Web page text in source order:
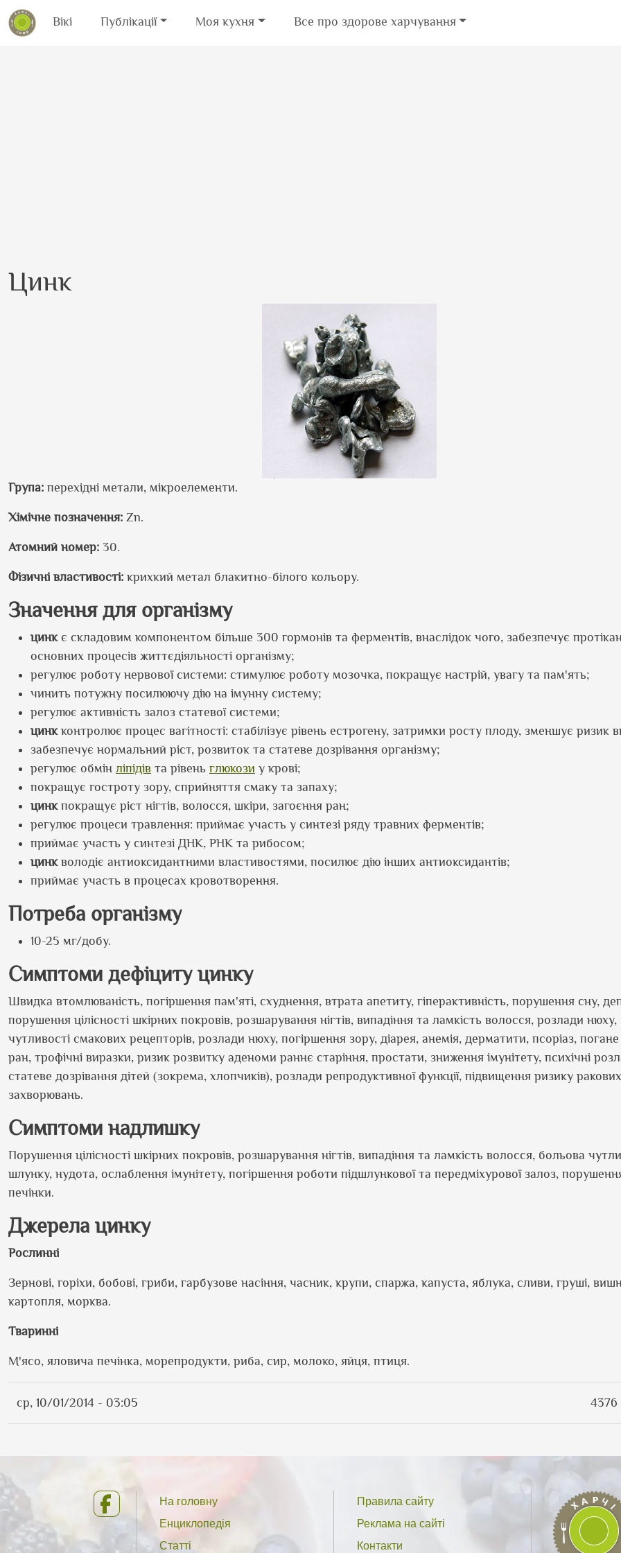
Вікі Публікації Моя кухня Все про здорове харчування
Цинк
Група: перехідні метали, мікроелементи.
Хімічне позначення: Zn.
Атомний номер: 30.
Фізичні властивості: крихкий метал блакитно-білого кольору.
Значення для організму
цинк є складовим компонентом більше 300 гормонів та ферментів, внаслідок чого, забезпечує
основних процесів життєдіяльності організму;
регулює роботу нервової системи: стимулює роботу мозочка, покращує настрій, увагу та пам'ять;
чинить потужну посилюючу дію на імунну систему;
регулює активність залоз статевої системи;
цинкконтролює процес вагітності: стабілізує рівень естрогену, затримки росту плоду, зменшує ризик
забезпечує нормальний ріст, розвиток та статеве дозрівання організму;
регулює обмін ліпідів та рівень глюкози у крові;
покращує гостроту зору, сприйняття смаку та запаху;
цинк покращує ріст нігтів, волосся, шкіри, загоєння ран;
регулює процеси травлення: приймає участь у синтезі ряду травних ферментів;
приймає участь у синтезі ДНК, РНК та рибосом;
цинк володіє антиоксидантними властивостями, посилює дію інших антиоксидантів;
приймає участь в процесах кровотворення.
Потреба організму
10-25 мг/добу.
Симптоми дефіциту цинку
Швидка втомлюваність, погіршення пам'яті, схуднення, втрата апетиту, гіперактивність, порушення сну,
порушення цілісності шкірних покровів, розшарування нігтів, випадіння та ламкість волосся, розлади
чутливості смакових рецепторів, розлади нюху, погіршення зору, діарея, анемія, дерматити, псоріаз,
ран, трофічні виразки, ризик розвитку аденоми раннє старіння, простати, зниження імунітету, психічні
статеве дозрівання дітей (зокрема, хлопчиків), розлади репродуктивної функції, підвищення ризику ракових
захворювань.
Симптоми надлишку
Порушення цілісності шкірних покровів, розшарування нігтів, випадіння та ламкість волосся, больова
шлунку, нудота, ослаблення імунітету, погіршення роботи підшлункової та передміхурової залоз,
печінки.
Джерела цинку
Рослинні
Зернові, горіхи, бобові, гриби, гарбузове насіння, часник, крупи, спаржа, капуста, яблука, сливи, груші,
картопля, морква.
Тваринні
М'ясо, яловича печінка, морепродукти, риба, сир, молоко, яйця, птиця.
ср, 10/01/2014 - 03:05 4376
На головну
Енциклопедія
Статті
Правила сайту
Реклама на сайті
Контакти